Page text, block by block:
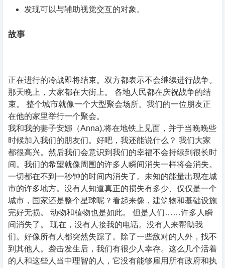
发现可以与辅助视觉交互的对象。
故事
正在进行的冷战即将结束。双方都表示不会继续进行战争。
那天晚上，大家都在大街上。 各地人民都在庆祝战争的结
束。 整个城市就像一个大型聚会场所。我们的一位朋友正
在他的家里举行一个聚会。
我和我的妻子安娜（Anna),将在地铁上见面，并于当晚晚些
时候加入我们的朋友们。好吧，我还能说什么？ 我们大家
都很高兴。然后我们会意识到我们的幸福不会持续到很长时
间。我们的希望就像周围的许多人瞬间消失一样将会消失。
一切都在不到一秒钟的时间内消失了。未知的能量出现在城
市的许多地方。没有人知道真正的损失有多少、仅仅是一个
城市，国家还是整个星球呢？看起来像，建筑物和基础设施
完好无损。 动物和植物也是如此。 但是人们……许多人瞬
间消失了。 现在，没有人接我的电话。没有人来帮助我
们。好像所有人都突然失踪了。除了一些敌对的人外，找不
到其他人。袭击发生后，我们有很少人幸存。这么几个活着
的人和这些人当中理智的人，它没有能够雇用所有政府和执